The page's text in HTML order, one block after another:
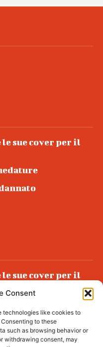
Consent
technologies like cookies to
to these
such as browsing behavior or
withdrawing consent, may
le sue cover per il
le sue cover per il